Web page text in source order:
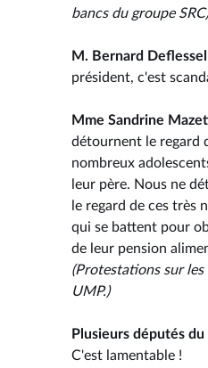
bancs du groupe SRC)
M. Bernard
président, c'est
Mme Sandrine
détournent le regard
nombreux
leur père. Nous ne
le regard de ces très
qui se battent pour
de leur pension
(Protestations sur les
UMP.)
Plusieurs députés
C'est lamentable !